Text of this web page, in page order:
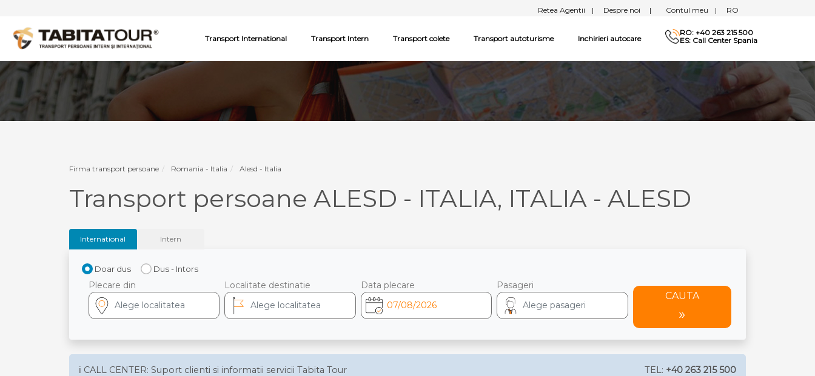
Retea Agentii | Despre noi | Contul meu | RO
Transport International Transport Intern Transport colete Transport autoturisme Inchirieri autocare
RO: +40 263 215 500
ES: Call Center Spania
Firma transport persoane Romania - Italia Alesd - Italia
Transport persoane ALESD - ITALIA, ITALIA - ALESD
International Intern
Doar dus Dus - Intors
Plecare din Localitate destinatie Data plecare Pasageri
CAUTA
ℹ️ CALL CENTER: Suport clienti si informatii servicii Tabita Tour TEL: +40 263 215 500